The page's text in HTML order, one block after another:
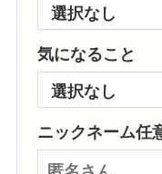
気になること
ニックネーム任